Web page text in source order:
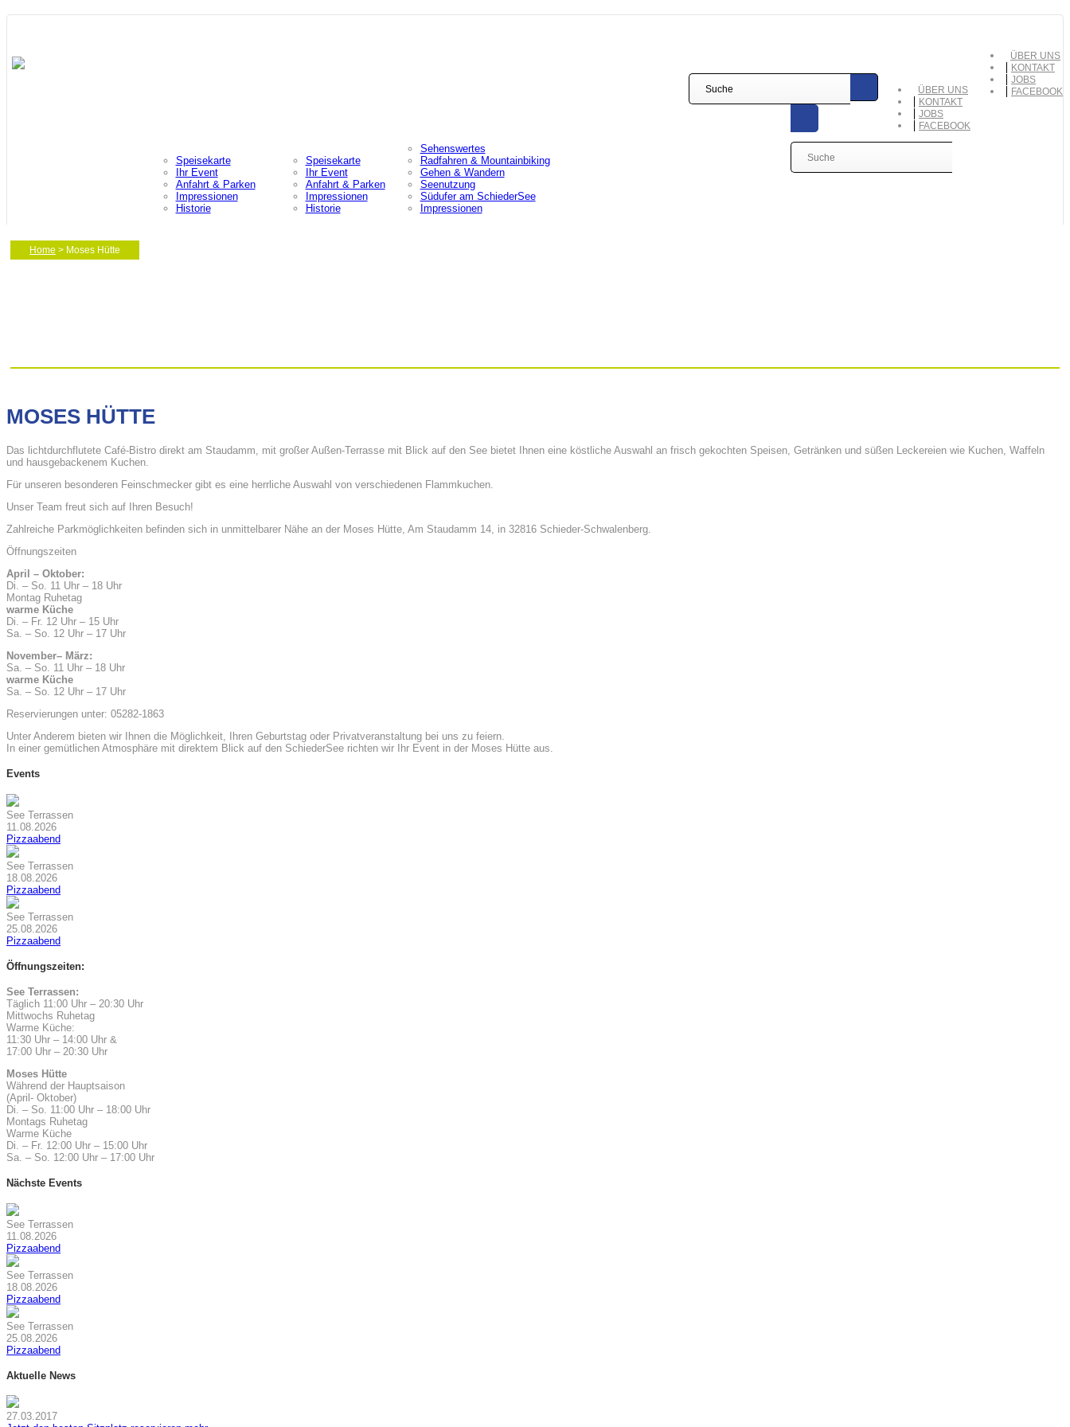
ÜBER UNS
KONTAKT
JOBS
FACEBOOK
ÜBER UNS
KONTAKT
JOBS
FACEBOOK
Speisekarte
Ihr Event
Anfahrt & Parken
Impressionen
Historie
Speisekarte
Ihr Event
Anfahrt & Parken
Impressionen
Historie
Sehenswertes
Radfahren & Mountainbiking
Gehen & Wandern
Seenutzung
Südufer am SchiederSee
Impressionen
Home > Moses Hütte
MOSES HÜTTE
Das lichtdurchflutete Café-Bistro direkt am Staudamm, mit großer Außen-Terrasse mit Blick auf den See bietet Ihnen eine köstliche Auswahl an frisch gekochten Speisen, Getränken und süßen Leckereien wie Kuchen, Waffeln
und hausgebackenem Kuchen.
Für unseren besonderen Feinschmecker gibt es eine herrliche Auswahl von verschiedenen Flammkuchen.
Unser Team freut sich auf Ihren Besuch!
Zahlreiche Parkmöglichkeiten befinden sich in unmittelbarer Nähe an der Moses Hütte, Am Staudamm 14, in 32816 Schieder-Schwalenberg.
Öffnungszeiten
April – Oktober:
Di. – So. 11 Uhr – 18 Uhr
Montag Ruhetag
warme Küche
Di. – Fr. 12 Uhr – 15 Uhr
Sa. – So. 12 Uhr – 17 Uhr
November– März:
Sa. – So. 11 Uhr – 18 Uhr
warme Küche
Sa. – So. 12 Uhr – 17 Uhr
Reservierungen unter: 05282-1863
Unter Anderem bieten wir Ihnen die Möglichkeit, Ihren Geburtstag oder Privatveranstaltung bei uns zu feiern.
In einer gemütlichen Atmosphäre mit direktem Blick auf den SchiederSee richten wir Ihr Event in der Moses Hütte aus.
Events
See Terrassen
11.08.2026
Pizzaabend
See Terrassen
18.08.2026
Pizzaabend
See Terrassen
25.08.2026
Pizzaabend
Öffnungszeiten:
See Terrassen:
Täglich 11:00 Uhr – 20:30 Uhr
Mittwochs Ruhetag
Warme Küche:
11:30 Uhr – 14:00 Uhr &
17:00 Uhr – 20:30 Uhr
Moses Hütte
Während der Hauptsaison
(April- Oktober)
Di. – So. 11:00 Uhr – 18:00 Uhr
Montags Ruhetag
Warme Küche
Di. – Fr. 12:00 Uhr – 15:00 Uhr
Sa. – So. 12:00 Uhr – 17:00 Uhr
Nächste Events
See Terrassen
11.08.2026
Pizzaabend
See Terrassen
18.08.2026
Pizzaabend
See Terrassen
25.08.2026
Pizzaabend
Aktuelle News
27.03.2017